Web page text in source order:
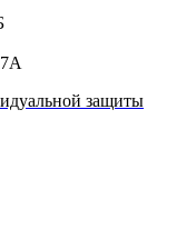
защиты